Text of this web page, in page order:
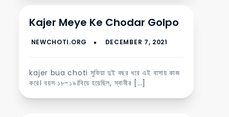
Kajer Meye Ke Chodar Golpo
kajer bua choti সুফিয়া দুই বছর ধরে এই বাসায় কাজ
করে। বয়স ১৮-১৯।বিয়ে হয়েছিল, স্বামীর […]